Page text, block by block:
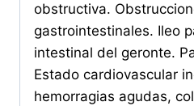
obstructiva.
gastrointestinales. Ileo
intestinal del geronte.
Estado cardiovascular
hemorragias agudas,